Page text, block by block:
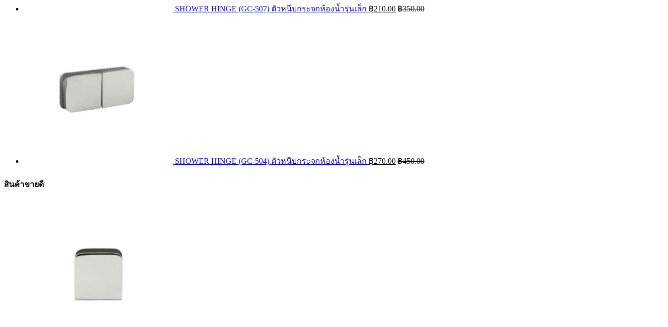
SHOWER HINGE (GC-507) ตัวหนีบกระจกห้องน้ำรุ่นเล็ก ฿210.00 ฿350.00
SHOWER HINGE (GC-504) ตัวหนีบกระจกห้องน้ำรุ่นเล็ก ฿270.00 ฿450.00
สินค้าขายดี